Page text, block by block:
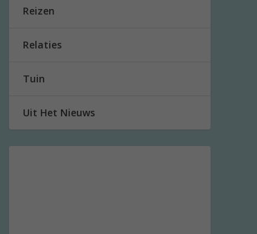
Reizen
Relaties
Tuin
Uit Het Nieuws